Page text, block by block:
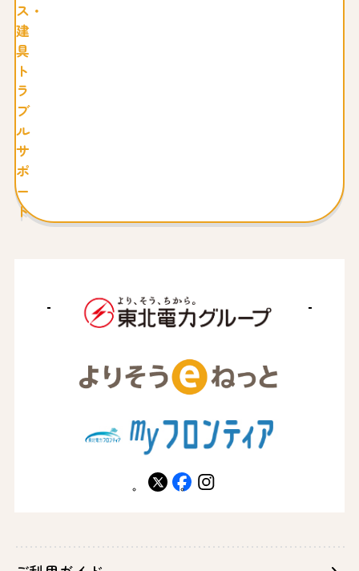
ス・
建
具
ト
ラ
ブ
ル
サ
ポ
ー
ト
X facebookinstagram